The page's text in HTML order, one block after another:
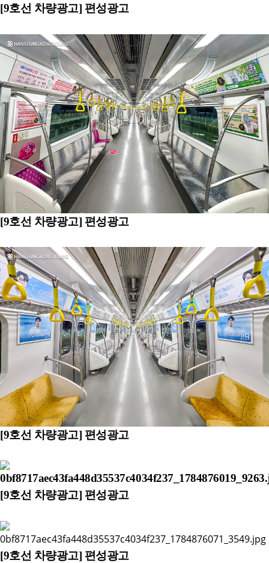
[9호선 차량광고] 편성광고
[9호선 차량광고] 편성광고
[9호선 차량광고] 편성광고
[9호선 차량광고] 편성광고
[9호선 차량광고] 편성광고